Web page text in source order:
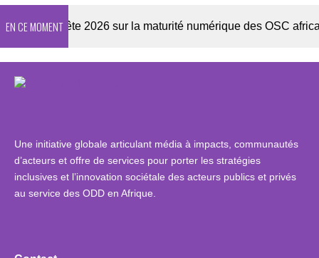
EN CE MOMENT
Enquête 2026 sur la maturité numérique des OSC africaines
Une initiative globale articulant média à impacts, communautés
d’acteurs et offre de services pour porter les stratégies
inclusives et l’innovation sociétale des acteurs publics et privés
au service des ODD en Afrique.